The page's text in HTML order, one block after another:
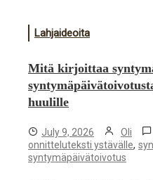
Lahjaideoita
Mitä kirjoittaa
huulille
July 9, 2026 Oli
onnitteluteksti ystävälle,
syntymäpäivätoivotus